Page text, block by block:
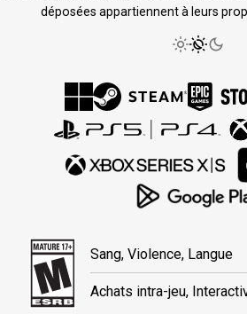
déposées appartiennent à leurs
Sang, Violence, Langue
Achats intra-jeu,